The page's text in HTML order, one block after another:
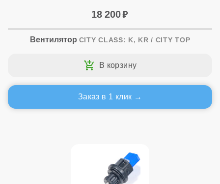
18 200
Вентилятор CITY CLASS: K, KR / CITY TOP
Заказ в 1 клик